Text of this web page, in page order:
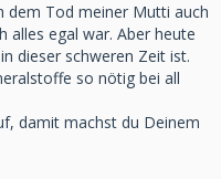
dem Tod meiner Mutti auch
alles egal war. Aber heute
dieser schweren Zeit ist.
so nötig bei all
damit machst du Deinem